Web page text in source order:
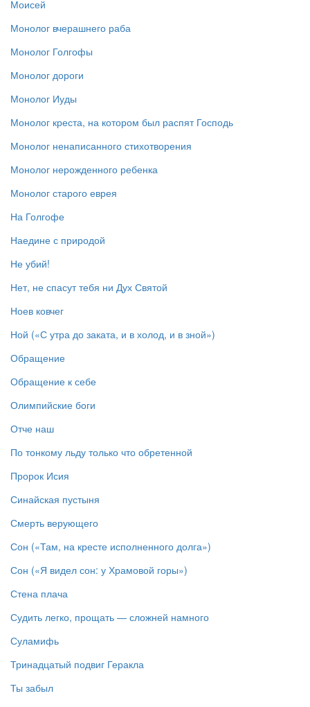
Моисей
Монолог вчерашнего раба
Монолог Голгофы
Монолог дороги
Монолог Иуды
Монолог креста, на котором был распят Господь
Монолог ненаписанного стихотворения
Монолог нерожденного ребенка
Монолог старого еврея
На Голгофе
Наедине с природой
Не убий!
Нет, не спасут тебя ни Дух Святой
Ноев ковчег
Ной («С утра до заката, и в холод, и в зной»)
Обращение
Обращение к себе
Олимпийские боги
Отче наш
По тонкому льду только что обретенной
Пророк Исия
Синайская пустыня
Смерть верующего
Сон («Там, на кресте исполненного долга»)
Сон («Я видел сон: у Храмовой горы»)
Стена плача
Судить легко, прощать — сложней намного
Суламифь
Тринадцатый подвиг Геракла
Ты забыл